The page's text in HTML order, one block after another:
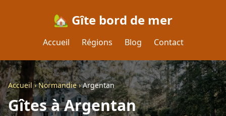
🏡 Gîte bord de mer
Accueil Régions Blog Contact
Accueil›Normandie›Argentan
Gîtes à Argentan